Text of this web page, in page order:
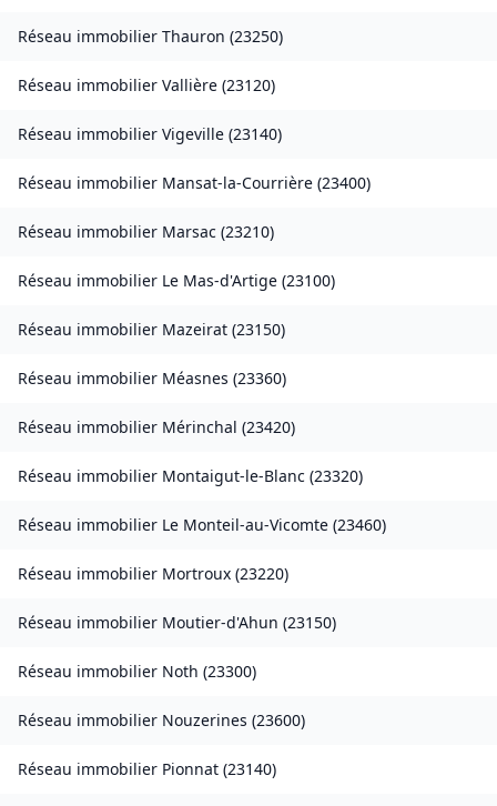
Réseau immobilier Thauron (23250)
Réseau immobilier Vallière (23120)
Réseau immobilier Vigeville (23140)
Réseau immobilier Mansat-la-Courrière (23400)
Réseau immobilier Marsac (23210)
Réseau immobilier Le Mas-d'Artige (23100)
Réseau immobilier Mazeirat (23150)
Réseau immobilier Méasnes (23360)
Réseau immobilier Mérinchal (23420)
Réseau immobilier Montaigut-le-Blanc (23320)
Réseau immobilier Le Monteil-au-Vicomte (23460)
Réseau immobilier Mortroux (23220)
Réseau immobilier Moutier-d'Ahun (23150)
Réseau immobilier Noth (23300)
Réseau immobilier Nouzerines (23600)
Réseau immobilier Pionnat (23140)